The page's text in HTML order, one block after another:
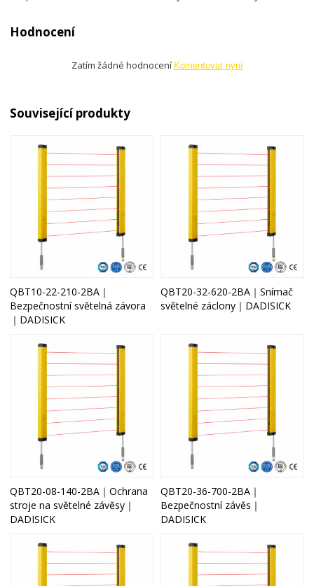
Hodnocení
Zatím žádné hodnocení Komentovat nyní
Související produkty
QBT10-22-210-2BA｜
Bezpečnostní světelná závora
｜DADISICK
QBT20-32-620-2BA｜Snímač
světelné záclony｜DADISICK
QBT20-08-140-2BA｜Ochrana
stroje na světelné závěsy｜
DADISICK
QBT20-36-700-2BA｜
Bezpečnostní závěs｜
DADISICK